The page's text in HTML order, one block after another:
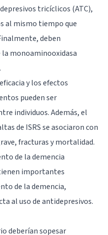
tricíclicos (ATC),
al mismo tiempo que
deben
monoaminooxidasa
y los efectos
pueden ser
individuos. Además, el
de ISRS se asociaron con
fracturas y mortalidad.
de la demencia
importantes
de la demencia,
al uso de antidepresivos.
deberían sopesar